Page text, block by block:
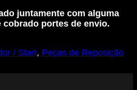
juntamente com alguma
cobrado portes de envio.
/ Start, Peças de Reposição